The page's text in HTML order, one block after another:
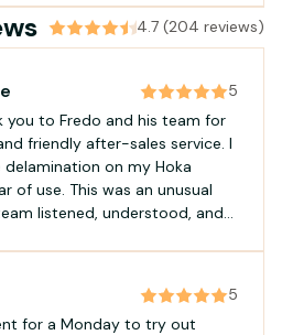
technique et fonctionnel avec
accrocher l'étui au sac à dos.
de temps lors de la pose.
4.7 (204 reviews)
5
you to Fredo and his team for
friendly after-sales service. I
on my Hoka
of use. This was an unusual
listened, understood, and
and see you soon.
5
for a Monday to try out